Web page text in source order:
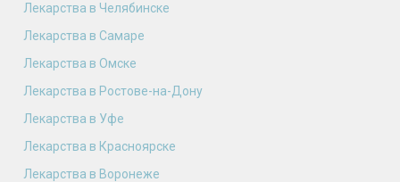
Лекарства в Челябинске
Лекарства в Самаре
Лекарства в Омске
Лекарства в Ростове-на-Дону
Лекарства в Уфе
Лекарства в Красноярске
Лекарства в Воронеже